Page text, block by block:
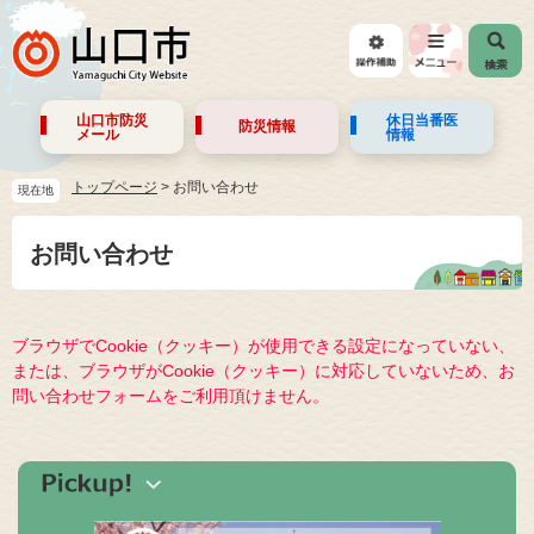
山口市防災
メール
防災情報
休日当番医
情報
現在地 トップページ > お問い合わせ
お問い合わせ
ブラウザでCookie（クッキー）が使用できる設定になっていない、
または、ブラウザがCookie（クッキー）に対応していないため、お
問い合わせフォームをご利用頂けません。